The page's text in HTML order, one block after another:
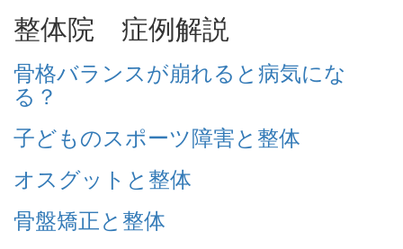
整体院 症例解説
骨格バランスが崩れると病気にな
る？
子どものスポーツ障害と整体
オスグットと整体
骨盤矯正と整体